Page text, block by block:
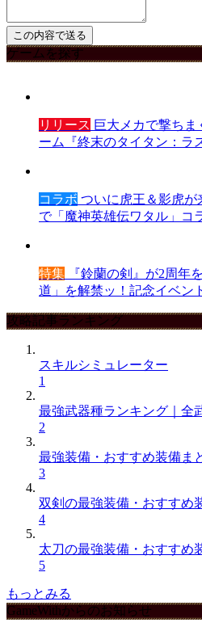
ゲームを探す
リリース 巨大メカで撃ち
ーム『終末のタイタン：ラ
コラボ ついに虎王＆影虎が
で「魔神英雄伝ワタル」コ
特集 『鈴蘭の剣』が2周年
道」を解禁ッ！記念イベン
攻略記事ランキング
スキルシミュレーター
1
最強武器種ランキング｜全
2
最強装備・おすすめ装備ま
3
双剣の最強装備・おすすめ
4
太刀の最強装備・おすすめ
5
もっとみる
GameWithからのお知らせ